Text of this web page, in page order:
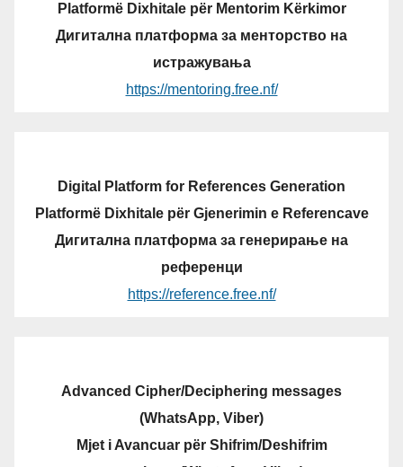
Platformë Dixhitale për Mentorim Kërkimor
Дигитална платформа за менторство на
истражувања
https://mentoring.free.nf/
Digital Platform for References Generation
Platformë Dixhitale për Gjenerimin e Referencave
Дигитална платформа за генерирање на
референци
https://reference.free.nf/
Advanced Cipher/Deciphering messages
(WhatsApp, Viber)
Mjet i Avancuar për Shifrim/Deshifrim